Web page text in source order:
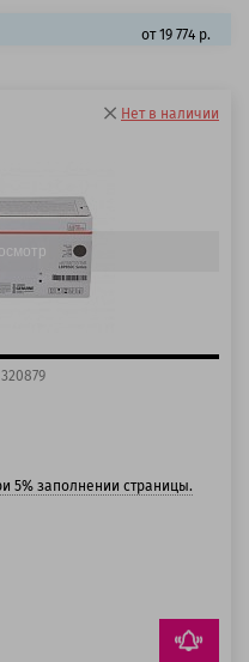
от 19 774 р.
Нет в наличии
5% заполнении страницы.